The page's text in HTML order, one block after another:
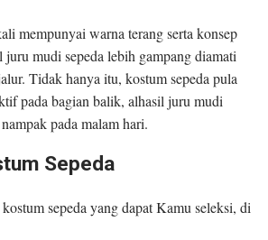
mempunyai warna terang serta konsep
mudi sepeda lebih gampang diamati
Tidak hanya itu, kostum sepeda pula
pada bagian balik, alhasil juru mudi
pada malam hari.
Sepeda
sepeda yang dapat Kamu seleksi, di